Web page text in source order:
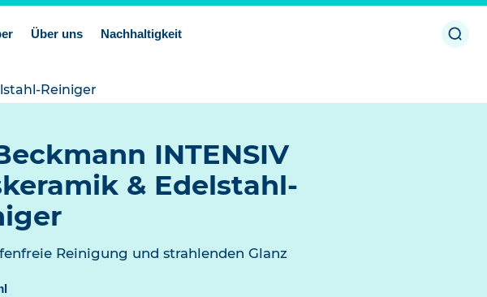
Über uns Nachhaltigkeit
Reiniger
INTENSIV
& Edelstahl-
Reinigung und strahlenden Glanz